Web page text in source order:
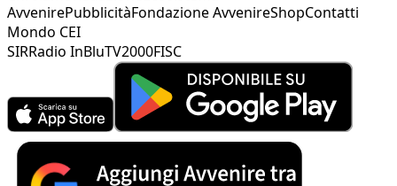
AvvenirePubblicitàFondazione AvvenireShopContatti
Mondo CEI
SIRRadio InBluTV2000FISC